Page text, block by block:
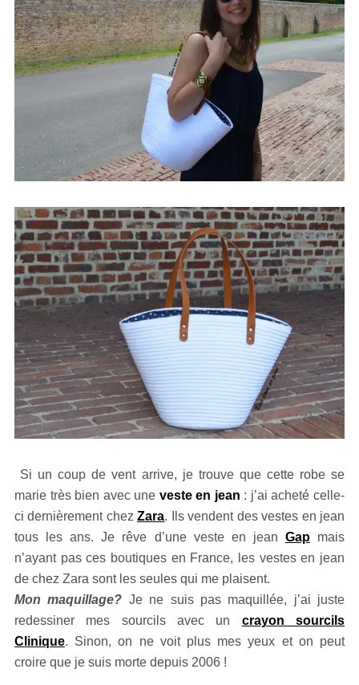
Si un coup de vent arrive, je trouve que cette robe se
marie très bien avec une veste en jean : j’ai acheté celle-
ci dernièrement chezZara. Ils vendent des vestes en jean
tous les ans. Je rêve d’une veste en jean Gapmais
n’ayant pas ces boutiques en France, les vestes en jean
de chez Zara sont les seules qui me plaisent.
Mon maquillage? Je ne suis pas maquillée, j’ai juste
redessiner mes sourcils avec un crayon sourcils
Clinique. Sinon, on ne voit plus mes yeux et on peut
croire que je suis morte depuis 2006 !